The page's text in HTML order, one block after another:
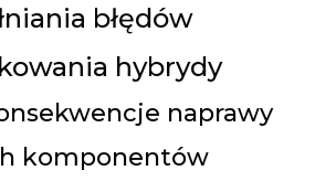
błędów
hybrydy
naprawy
komponentów